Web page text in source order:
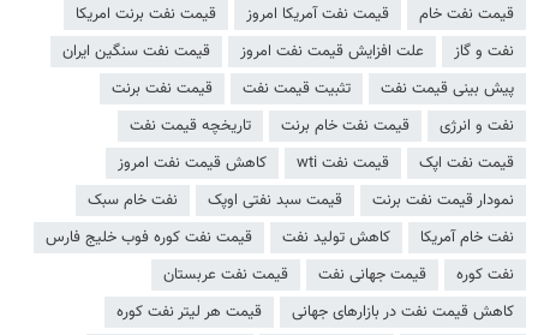
قیمت نفت خام
قیمت نفت آمریکا امروز
قیمت نفت برنت امریکا
نفت و گاز
علت افزایش قیمت نفت امروز
قیمت نفت سنگین ایران
پیش بینی قیمت نفت
تثبیت قیمت نفت
قیمت نفت برنت
نفت و انرژی
قیمت نفت خام برنت
تاریخچه قیمت نفت
قیمت نفت اپک
قیمت نفت wti
کاهش قیمت نفت امروز
نمودار قیمت نفت برنت
قیمت سبد نفتی اوپک
نفت خام سبک
نفت خام آمریکا
کاهش تولید نفت
قیمت نفت کوره فوب خلیج فارس
نفت کوره
قیمت جهانی نفت
قیمت نفت عربستان
کاهش قیمت نفت در بازارهای جهانی
قیمت هر لیتر نفت کوره